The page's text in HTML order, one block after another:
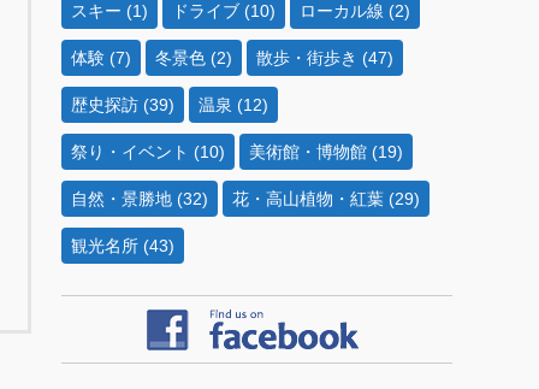
スキー (1) ドライブ (10) ローカル線 (2)
体験 (7) 冬景色 (2) 散歩・街歩き (47)
歴史探訪 (39) 温泉 (12)
祭り・イベント (10) 美術館・博物館 (19)
自然・景勝地 (32) 花・高山植物・紅葉 (29)
観光名所 (43)